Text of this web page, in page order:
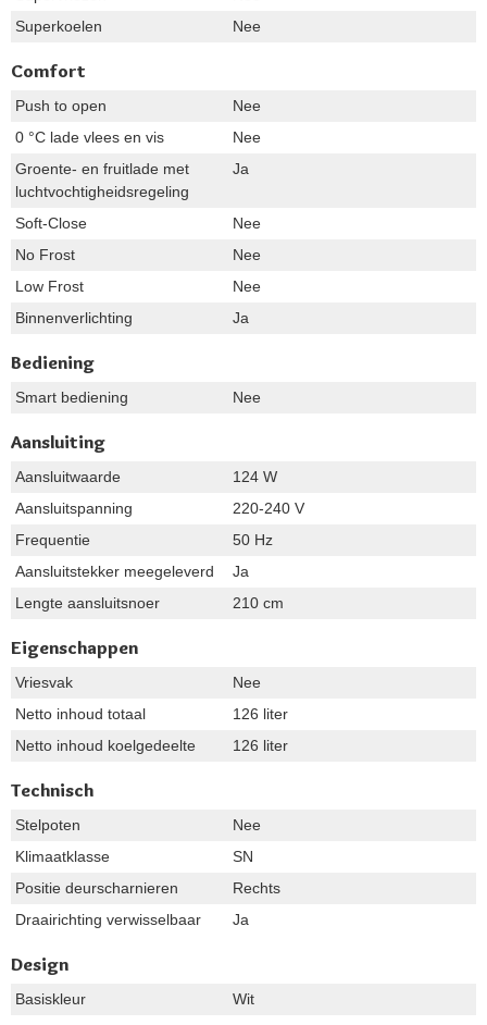
Superkoelen
Nee
Comfort
Push to open
Nee
0 °C lade vlees en vis
Nee
Groente- en fruitlade met
luchtvochtigheidsregeling
Ja
Soft-Close
Nee
No Frost
Nee
Low Frost
Nee
Binnenverlichting
Ja
Bediening
Smart bediening Nee
Aansluiting
Aansluitwaarde
124 W
Aansluitspanning
220-240 V
Frequentie
50 Hz
Aansluitstekker meegeleverd
Ja
Lengte aansluitsnoer
210 cm
Eigenschappen
Vriesvak
Nee
Netto inhoud totaal
126 liter
Netto inhoud koelgedeelte
126 liter
Technisch
Stelpoten
Nee
Klimaatklasse
SN
Positie deurscharnieren
Rechts
Draairichting verwisselbaar
Ja
Design
Basiskleur Wit